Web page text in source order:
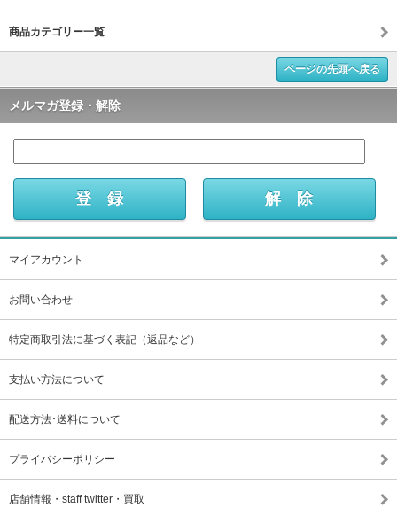
商品カテゴリー一覧
ページの先頭へ戻る
メルマガ登録・解除
マイアカウント
お問い合わせ
特定商取引法に基づく表記（返品など）
支払い方法について
配送方法･送料について
プライバシーポリシー
店舗情報・staff twitter・買取